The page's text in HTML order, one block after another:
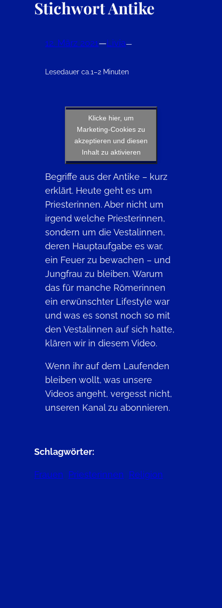
Stichwort Antike
12. März 2021—Livia—
Lesedauer ca.1–2 Minuten
Klicke hier, um
Marketing-Cookies zu
akzeptieren und diesen
Inhalt zu aktivieren
Begriffe aus der Antike – kurz
erklärt. Heute geht es um
Priesterinnen. Aber nicht um
irgend welche Priesterinnen,
sondern um die Vestalinnen,
deren Hauptaufgabe es war,
ein Feuer zu bewachen – und
Jungfrau zu bleiben. Warum
das für manche Römerinnen
ein erwünschter Lifestyle war
und was es sonst noch so mit
den Vestalinnen auf sich hatte,
klären wir in diesem Video.
Wenn ihr auf dem Laufenden
bleiben wollt, was unsere
Videos angeht, vergesst nicht,
unseren Kanal zu abonnieren.
Schlagwörter:
Frauen Priesterinnen Religion